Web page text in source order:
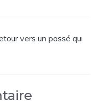
vers un passé qui